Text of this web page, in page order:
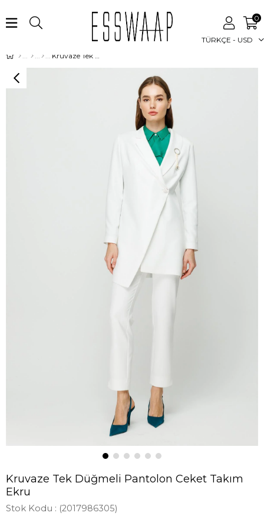
TÜRKÇE - USD
0
Kruvaze Tek Düğmeli Pantolon Ceket Takım Ekru
Kruvaze Tek Düğmeli Pantolon Ceket Takım
Ekru
Stok Kodu (2017986305)